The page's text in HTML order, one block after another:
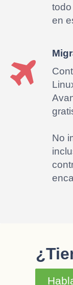
en
No